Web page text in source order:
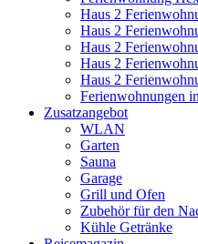
Haus 2
Haus 2
Haus 2
Haus 2
Haus 2
Ferienwohnungen
Zusatzangebot
WLAN
Garten
Sauna
Garage
Grill und Ofen
Zubehör für den
Kühle Getränke